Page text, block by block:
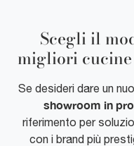
Scegli il
migliori
Se desideri dare un
showroom in
riferimento per
con i brand più